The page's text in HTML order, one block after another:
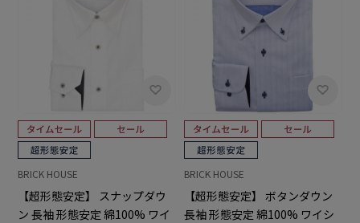
BRICK HOUSE
【超形態安定】 スナップダウ
ン 長袖 形態安定 綿100% ワイ
BRICK HOUSE
【超形態安定】 ボタンダウン
長袖 形態安定 綿100% ワイシ